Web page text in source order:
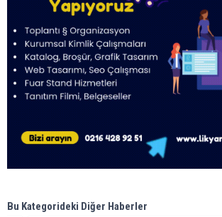
Bu Kategorideki Diğer Haberler